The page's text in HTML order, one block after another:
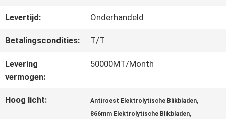
NIEUWS
GEVALLEN
Levertijd: Onderhandeld
Betalingscondities: T/T
Levering
vermogen:
50000MT/Month
Hoog licht: Antiroest Elektrolytische Blikbladen,
866mm Elektrolytische Blikbladen,